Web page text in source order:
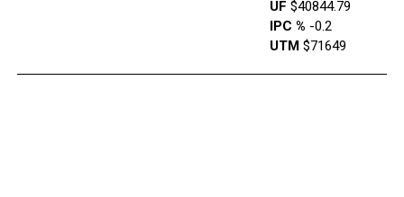
UF $40844.79
IPC % -0.2
UTM$71649